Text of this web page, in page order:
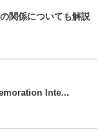
関係についても解説
Inte...